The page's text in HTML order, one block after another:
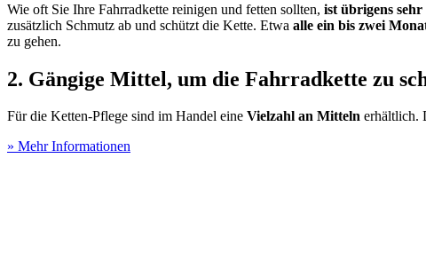
Wie oft Sie Ihre Fahrradkette reinigen und fetten sollten, ist übrigens
zusätzlich Schmutz ab und schützt die Kette. Etwa alle ein bis zwei
zu gehen.
2. Gängige Mittel, um die Fahrradkette zu
Für die Ketten-Pflege sind im Handel eine Vielzahl an Mitteln erhältlich.
» Mehr Informationen